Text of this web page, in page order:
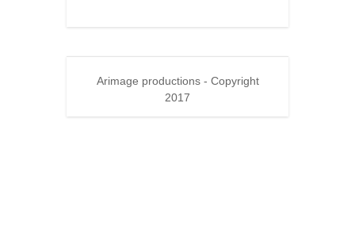
Arimage productions - Copyright
2017